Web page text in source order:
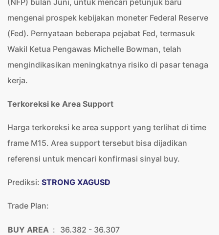
mengenai prospek kebijakan moneter Federal Reserve
(Fed). Pernyataan beberapa pejabat Fed, termasuk
Wakil Ketua Pengawas Michelle Bowman, telah
mengindikasikan meningkatnya risiko di pasar tenaga
kerja.
Terkoreksi ke Area Support
Harga terkoreksi ke area support yang terlihat di time
frame M15. Area support tersebut bisa dijadikan
referensi untuk mencari konfirmasi sinyal buy.
Prediksi: STRONG XAGUSD
Trade Plan:
BUY AREA : 36.382 - 36.307